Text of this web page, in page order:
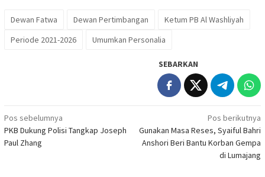
Dewan Fatwa Dewan Pertimbangan
Ketum PB Al Washliyah
Periode 2021-2026
Umumkan Personalia
SEBARKAN
Navigasi
pos
Pos sebelumnya
PKB Dukung Polisi Tangkap Joseph
Paul Zhang
Pos berikutnya
Gunakan Masa Reses, Syaiful Bahri
Anshori Beri Bantu Korban Gempa
di Lumajang